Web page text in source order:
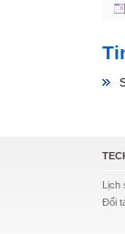
Lịch
Đối